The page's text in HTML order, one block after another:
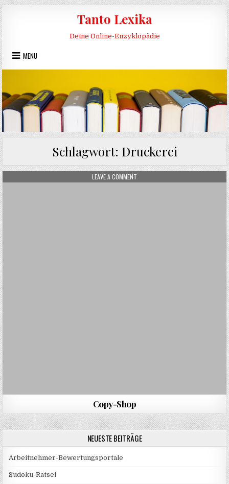
Skip to content
Tanto Lexika
Deine Online-Enzyklopädie
MENU
Schlagwort: Druckerei
LEAVE A COMMENT
Copy-Shop
NEUESTE BEITRÄGE
Arbeitnehmer-Bewertungsportale
Sudoku-Rätsel